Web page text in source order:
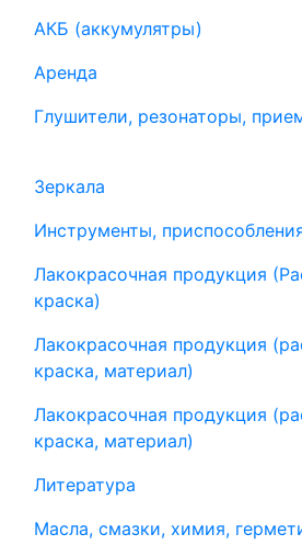
АКБ (аккумулятры)
Аренда
Глушители, резонаторы,
Зеркала
Инструменты,
Лакокрасочная продукция
краска)
Лакокрасочная продукция
краска, материал)
Лакокрасочная продукция
краска, материал)
Литература
Масла, смазки, химия,